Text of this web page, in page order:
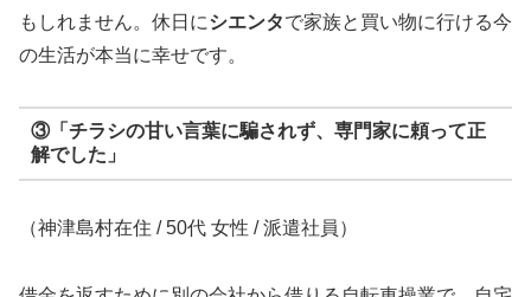
もしれません。休日にシエンタで家族と買い物に行ける今
の生活が本当に幸せです。
③「チラシの甘い言葉に騙されず、専門家に頼って正
解でした」
（神津島村在住 / 50代 女性 / 派遣社員）